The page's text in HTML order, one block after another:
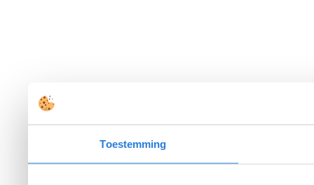
Toestemming